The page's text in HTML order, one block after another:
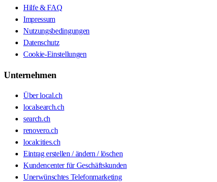
Hilfe & FAQ
Impressum
Nutzungsbedingungen
Datenschutz
Cookie-Einstellungen
Unternehmen
Über local.ch
localsearch.ch
search.ch
renovero.ch
localcities.ch
Eintrag erstellen / ändern / löschen
Kundencenter für Geschäftskunden
Unerwünschtes Telefonmarketing